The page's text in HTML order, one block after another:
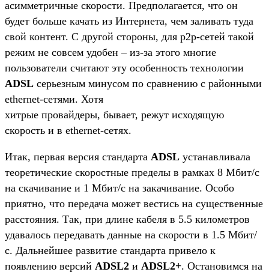
асимметричные скорости. Предполагается, что он
будет больше качать из Интернета, чем заливать туда
свой контент. С другой стороны, для p2p-сетей такой
режим не совсем удобен – из-за этого многие
пользователи считают эту особенность технологии
ADSL серьезным минусом по сравнению с районными
ethernet-сетями. Хотя
хитрые провайдеры, бывает, режут исходящую
скорость и в ethernet-сетях.
Итак, первая версия стандарта ADSL устанавливала
теоретические скоростные пределы в рамках 8 Мбит/с
на скачивание и 1 Мбит/с на закачивание. Особо
приятно, что передача может вестись на существенные
расстояния. Так, при длине кабеля в 5.5 километров
удавалось передавать данные на скорости в 1.5 Мбит/
с. Дальнейшее развитие стандарта привело к
появлению версий ADSL2 и ADSL2+. Остановимся на